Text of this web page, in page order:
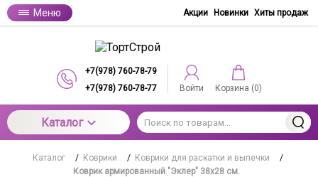
Меню Акции Новинки Хиты продаж
+7(978) 760-78-79
+7(978) 760-78-77
Войти Корзина (0)
Каталог
Каталог / Коврики / Коврики для раскатки и выпечки
/
Коврик армированный "Эклер" 38х28 см.